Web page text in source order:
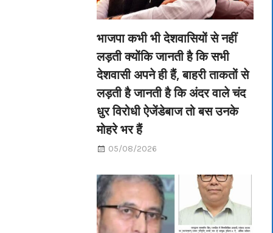
भाजपा कभी भी देशवासियों से नहीं
लड़ती क्योंकि जानती है कि सभी
देशवासी अपने ही हैं, बाहरी ताकतों से
लड़ती है जानती है कि अंदर वाले चंद
धुर विरोधी ऐजेंडेबाज तो बस उनके
मोहरे भर हैं
05/08/2026